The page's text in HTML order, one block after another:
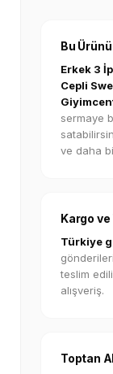
Bu
Erkek 3
Cepli
sermaye
ve daha
Kargo
Türkiye
gönderileri
teslim
alışveriş.
Toptan